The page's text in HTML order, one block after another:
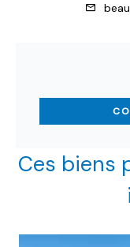
Ces biens